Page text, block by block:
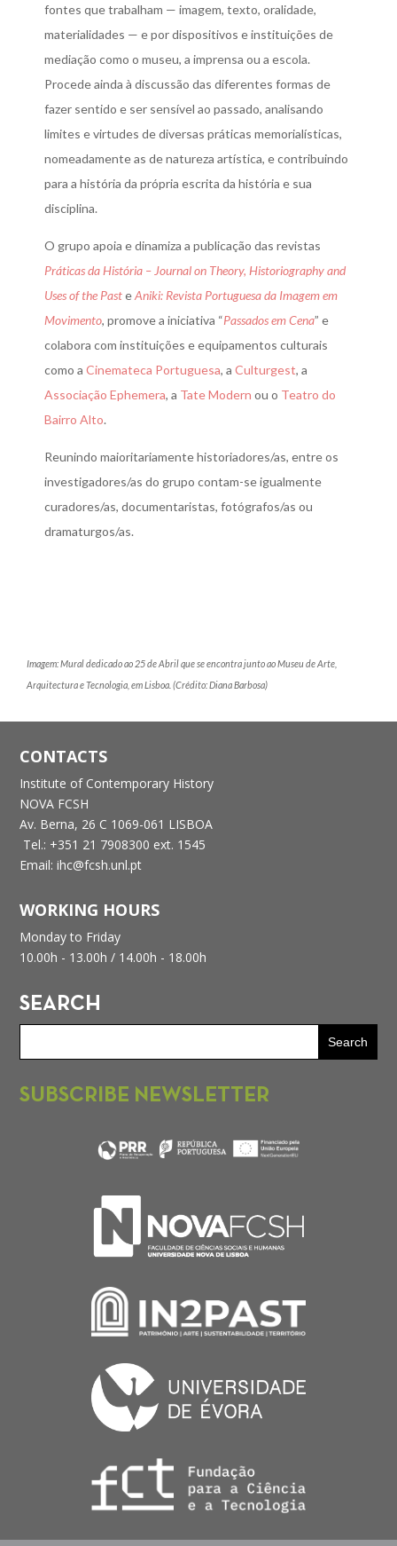
fontes que trabalham — imagem, texto, oralidade,
materialidades — e por dispositivos e instituições de
mediação como o museu, a imprensa ou a escola.
Procede ainda à discussão das diferentes formas de
fazer sentido e ser sensível ao passado, analisando
limites e virtudes de diversas práticas memorialísticas,
nomeadamente as de natureza artística, e contribuindo
para a história da própria escrita da história e sua
disciplina.
O grupo apoia e dinamiza a publicação das revistas
Práticas da História – Journal on Theory, Historiography and
Uses of the PasteAniki: Revista Portuguesa da Imagem em
Movimento, promove a iniciativa “Passados em Cena” e
colabora com instituições e equipamentos culturais
como a Cinemateca Portuguesa, a Culturgest, a
Associação Ephemera, a Tate Modern ou o Teatro do
Bairro Alto.
Reunindo maioritariamente historiadores/as, entre os
investigadores/as do grupo contam-se igualmente
curadores/as, documentaristas, fotógrafos/as ou
dramaturgos/as.
Imagem: Mural dedicado ao 25 de Abril que se encontra junto ao Museu de Arte,
Arquitectura e Tecnologia, em Lisboa. (Crédito: Diana Barbosa)
CONTACTS
Institute of Contemporary History
NOVA FCSH
Av. Berna, 26 C 1069-061 LISBOA
Tel.: +351 21 7908300 ext. 1545
Email: ihc@fcsh.unl.pt
WORKING HOURS
Monday to Friday
10.00h - 13.00h / 14.00h - 18.00h
SEARCH
SUBSCRIBE NEWSLETTER